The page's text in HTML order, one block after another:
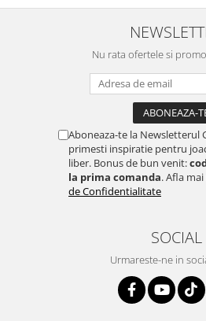
Nu rata ofertele si
Aboneaza-te la Newsletterul
primesti inspiratie pentru
liber. Bonus de bun venit:
la prima comanda. Afla
de Confidentialitate
SOCIAL
Urmareste-ne in